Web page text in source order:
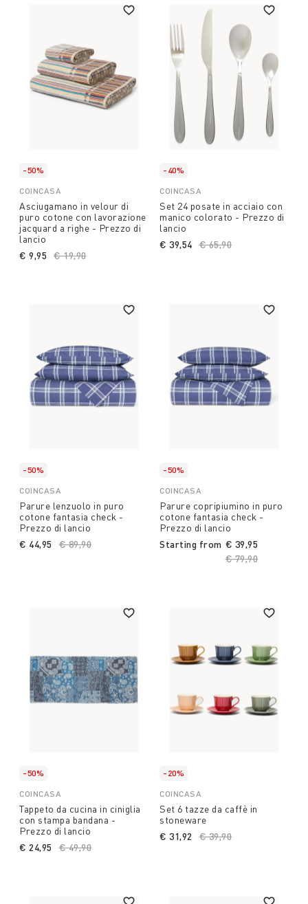
-50%
COINCASA
Asciugamano in velour di
puro cotone con lavorazione
jacquard a righe - Prezzo di
lancio
Price reduced from
€ 19,90to
€ 9,95
-40%
COINCASA
Set 24 posate in acciaio con
manico colorato - Prezzo di
lancio
Price reduced from
€ 65,90
€ 39,54
-50%
COINCASA
Parure lenzuolo in puro
cotone fantasia check -
Prezzo di lancio
Price reduced from
€ 89,90
€ 44,95
-50%
COINCASA
Parure copripiumino in puro
cotone fantasia check -
Prezzo di lancio
Starting from
Price reduced
€ 79,90
€ 39,95
-50%
COINCASA
Tappeto da cucina in ciniglia
con stampa bandana -
Prezzo di lancio
Price reduced from
€ 49,90
€ 24,95
-20%
COINCASA
Set 6 tazze da caffè in
stoneware
Price reduced from
€ 39,90
€ 31,92